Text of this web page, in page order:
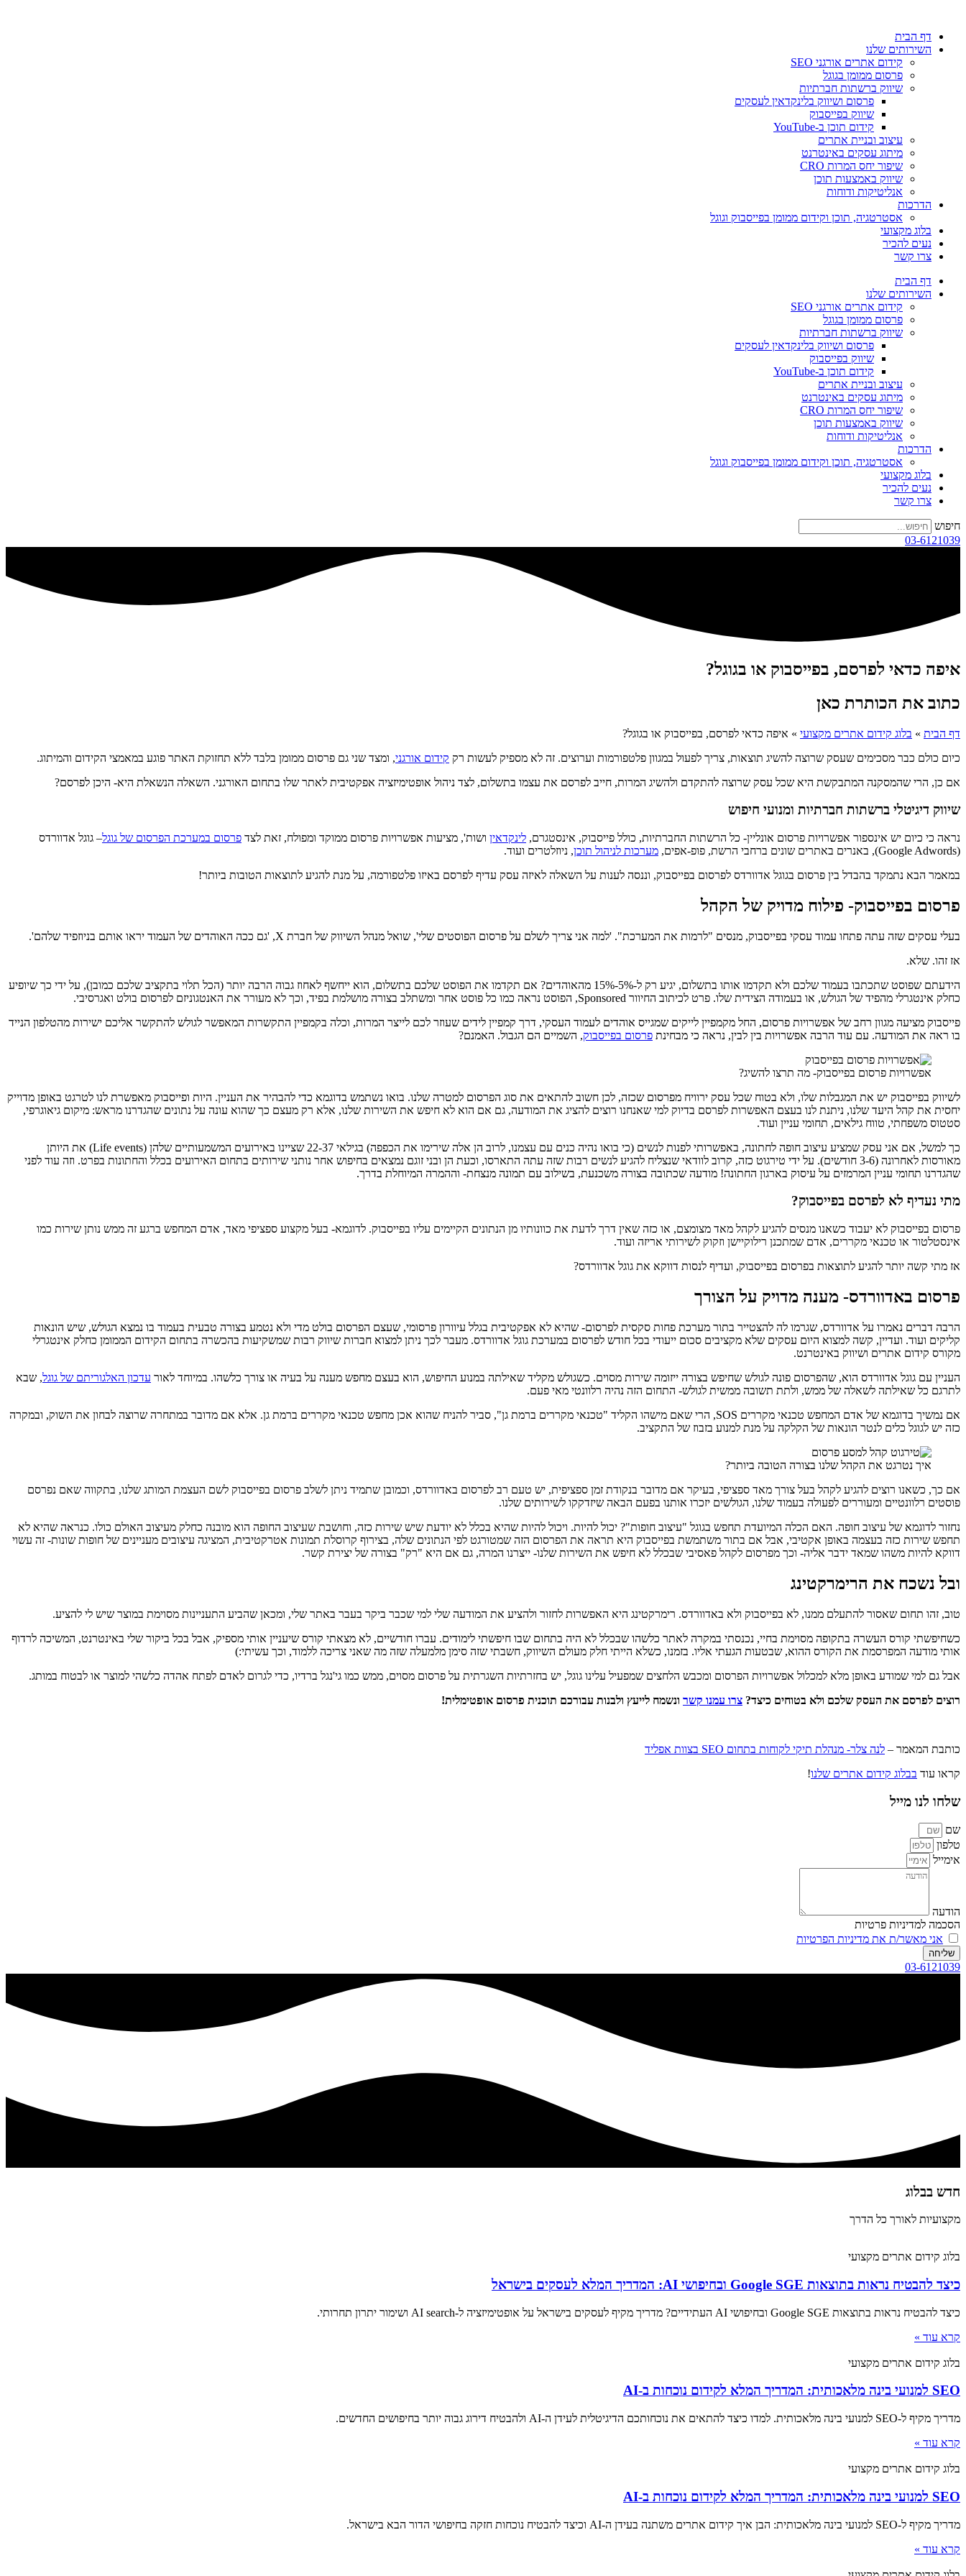
דף הבית
השירותים שלנו
קידום אתרים אורגני SEO
פרסום ממומן בגוגל
שיווק ברשתות חברתיות
פרסום ושיווק בלינקדאין לעסקים
שיווק בפייסבוק
קידום תוכן ב-YouTube
עיצוב ובניית אתרים
מיתוג עסקים באינטרנט
שיפור יחס המרות CRO
שיווק באמצעות תוכן
אנליטיקות ודוחות
הדרכות
אסטרטגיה, תוכן וקידום ממומן בפייסבוק וגוגל
בלוג מקצועי
נעים להכיר
צרו קשר
דף הבית
השירותים שלנו
קידום אתרים אורגני SEO
פרסום ממומן בגוגל
שיווק ברשתות חברתיות
פרסום ושיווק בלינקדאין לעסקים
שיווק בפייסבוק
קידום תוכן ב-YouTube
עיצוב ובניית אתרים
מיתוג עסקים באינטרנט
שיפור יחס המרות CRO
שיווק באמצעות תוכן
אנליטיקות ודוחות
הדרכות
אסטרטגיה, תוכן וקידום ממומן בפייסבוק וגוגל
בלוג מקצועי
נעים להכיר
צרו קשר
חיפוש
03-6121039
איפה כדאי לפרסם, בפייסבוק או בגוגל?
כתוב את הכותרת כאן
דף הבית » בלוג קידום אתרים מקצועי » איפה כדאי לפרסם, בפייסבוק או בגוגל?
כיום כולם כבר מסכימים שעסק שרוצה להשיג תוצאות, צריך לפעול במגוון פלטפורמות וערוצים. זה לא מספיק לעשות רק קידום אורגני, ומצד שני גם פרסום ממומן בלבד ללא תחזוקת האתר פוגע במאמצי הקידום והמיתוג.
אם כן, הרי שהמסקנה המתבקשת היא שכל עסק שרוצה להתקדם ולהשיג המרות, חייב לפרסם את עצמו בתשלום, לצד ניהול אופטימיזציה אפקטיבית לאתר שלו בתחום האורגני. השאלה הנשאלת היא- היכן לפרסם?
שיווק דיגיטלי ברשתות חברתיות ומנועי חיפוש
נראה כי כיום יש אינספור אפשרויות פרסום אונליין- כל הרשתות החברתיות, כולל פייסבוק, אינסטגרם, לינקדאין ושות', מציעות אפשרויות פרסום ממוקד ומפולח, זאת לצד פרסום במערכת הפרסום של גוגל– גוגל אדוורדס
(Google Adwords), באנרים באתרים שונים ברחבי הרשת, פופ-אפים,
מערכות לניהול תוכן, ניוזלטרים ועוד.
במאמר הבא נתמקד בהבדל בין פרסום בגוגל אדוורדס לפרסום בפייסבוק, וננסה לענות על השאלה לאיזה עסק עדיף לפרסם באיזו פלטפורמה, על מנת להגיע לתוצאות הטובות ביותר!
פרסום בפייסבוק- פילוח מדויק של הקהל
בעלי עסקים שזה עתה פתחו עמוד עסקי בפייסבוק, מנסים "לרמות את המערכת". 'למה אני צריך לשלם על פרסום הפוסטים שלי', שואל מנהל השיווק של חברת X, 'גם ככה האוהדים של העמוד יראו אותם בניוזפיד שלהם'.
אז זהו. שלא.
הידעתם שפוסט שתכתבו בעמוד שלכם ולא תקדמו אותו בתשלום, יגיע רק ל-5%-15% מהאוהדים? אם תקדמו את הפוסט שלכם בתשלום, הוא ייחשף לאחוז גבוה הרבה יותר (הכל תלוי בתקציב שלכם כמובן), על ידי כך שיופיע
כחלק אינטגרלי מהפיד של הגולש, או בעמודה הצידית שלו. פרט לכיתוב החיוור Sponsored, הפוסט נראה כמו כל פוסט אחר ומשתלב בצורה מושלמת בפיד, וכך לא מעורר את האנטגוניזם לפרסום בולט ואגרסיבי.
פייסבוק מציעה מגוון רחב של אפשרויות פרסום, החל מקמפיין לייקים שמגייס אוהדים לעמוד העסקי, דרך קמפיין לידים שעוזר לכם לייצר המרות, וכלה בקמפיין התקשרות המאפשר לגולש להתקשר אליכם ישירות מהטלפון הנייד
בו ראה את המודעה. עם עוד הרבה אפשרויות בין לבין, נראה כי מבחינת פרסום בפייסבוק, השמיים הם הגבול. האמנם?
אפשרויות פרסום בפייסבוק- מה תרצו להשיג?
לשיווק בפייסבוק יש את המגבלות שלו, ולא בטוח שכל עסק ירוויח מפרסום שכזה, לכן חשוב להתאים את סוג הפרסום למטרה שלנו. בואו נשתמש בדוגמא כדי להבהיר את העניין. היות ופייסבוק מאפשרת לנו לטרגט באופן מדוייק
יחסית את קהל היעד שלנו, ניתנת לנו בעצם האפשרות לפרסם בדיוק למי שאנחנו רוצים להציג את המודעה, גם אם הוא לא חיפש את השירות שלנו, אלא רק מעצם כך שהוא עונה על נתונים שהגדרנו מראש: מיקום גיאוגרפי,
סטטוס משפחתי, טווח גילאים, תחומי עניין ועוד.
כך למשל, אם אני עסק שמציע עיצוב חופה לחתונה, באפשרותי לפנות לנשים (כי בואו נהיה כנים עם עצמנו, לרוב הן אלה שירימו את הכפפה) בגילאי 22-37 שציינו באירועים המשמעותיים שלהן (Life events) את היותן
מאורסות לאחרונה (3-6 חודשים). על ידי טירגוט כזה, קרוב לוודאי שנצליח להגיע לנשים רבות שזה עתה התארסו, וכעת הן ובני זוגם נמצאים בחיפוש אחר נותני שירותים בתחום האירועים בכלל והחתונות בפרט. וזה עוד לפני
שהגדרנו תחומי עניין המרמזים על עיסוק בארגון החתונה! מודעה שכתובה בצורה משכנעת, בשילוב עם תמונה מנצחת- וההמרה המיוחלת בדרך.
מתי נעדיף לא לפרסם בפייסבוק?
פרסום בפייסבוק לא יעבוד כשאנו מנסים להגיע לקהל מאד מצומצם, או כזה שאין דרך לדעת את כוונותיו מן הנתונים הקיימים עליו בפייסבוק. לדוגמא- בעל מקצוע ספציפי מאד, אדם המחפש ברגע זה ממש נותן שירות כמו
אינסטלטור או טכנאי מקררים, אדם שמתכנן רילוקיישן וזקוק לשירותי אריזה ועוד.
אז מתי קשה יותר להגיע לתוצאות בפרסום בפייסבוק, ועדיף לנסות דווקא את גוגל אדוורדס?
פרסום באדוורדס- מענה מדויק על הצורך
הרבה דברים נאמרו על אדוורדס, שגרמו לה להצטייר בתור מערכת פחות סקסית לפרסום- שהיא לא אפקטיבית בגלל עיוורון פרסומי, שעצם הפרסום בולט מדי ולא נטמע בצורה טבעית בעמוד בו נמצא הגולש, שיש הונאות
קליקים ועוד. ועדיין, קשה למצוא היום עסקים שלא מקציבים סכום ייעודי בכל חודש לפרסום במערכת גוגל אדוורדס. מעבר לכך ניתן למצוא חברות שיווק רבות שמשקיעות בהכשרה בתחום הקידום הממומן כחלק אינטגרלי
מקורס קידום אתרים ושיווק באינטרנט.
העניין עם גוגל אדוורדס הוא, שהפרסום פונה לגולש שחיפש בצורה ייזומה שירות מסוים. כשגולש מקליד שאילתה במנוע החיפוש, הוא בעצם מחפש מענה על בעיה או צורך כלשהו. במיוחד לאור עדכון האלגוריתם של גוגל, שבא
לתרגם כל שאילתה לשאלה של ממש, ולתת תשובה ממשית לגולש- התחום הזה נהיה רלוונטי מאי פעם.
אם נמשיך בדוגמא של אדם המחפש טכנאי מקררים SOS, הרי שאם מישהו הקליד "טכנאי מקררים ברמת גן", סביר להניח שהוא אכן מחפש טכנאי מקררים ברמת גן. אלא אם מדובר במתחרה שרוצה לבחון את השוק, ובמקרה
כזה יש לגוגל כלים לנטר הונאות של הקלקה על מנת למנוע בזבוז של התקציב.
איך נטרגט את הקהל שלנו בצורה הטובה ביותר?
אם כך, כשאנו רוצים להגיע לקהל בעל צורך מאד ספציפי, בעיקר אם מדובר בנקודת זמן ספציפית, יש טעם רב לפרסום באדוורדס, וכמובן שתמיד ניתן לשלב פרסום בפייסבוק לשם העצמת המותג שלנו, בתקווה שאם נפרסם
פוסטים רלוונטיים ומעוררים לפעולה בעמוד שלנו, הגולשים יזכרו אותנו בפעם הבאה שיזדקקו לשירותים שלנו.
נחזור לדוגמא של עיצוב חופה. האם הכלה המיועדת תחפש בגוגל "עיצוב חופות"? יכול להיות. ויכול להיות שהיא בכלל לא יודעת שיש שירות כזה, וחושבת שעיצוב החופה הוא מובנה כחלק מעיצוב האולם כולו. כנראה שהיא לא
תחפש שירות כזה בעצמה באופן אקטיבי, אבל אם בתור משתמשת בפייסבוק היא תראה את הפרסום הזה שמטורגט לפי הנתונים שלה, בצירוף קרוסלת תמונות אטרקטיבית, המציגה עיצובים מעניינים של חופות שונות- זה עשוי
דווקא להיות משהו שמאד ידבר אליה- וכך מפרסום לקהל פאסיבי שבכלל לא חיפש את השירות שלנו- ייצרנו המרה, גם אם היא "רק" בצורה של יצירת קשר.
ובל נשכח את הרימרקטינג
טוב, זהו תחום שאסור להתעלם ממנו, לא בפייסבוק ולא באדוורדס. רימרקטינג היא האפשרות לחזור ולהציע את המודעה שלי למי שכבר ביקר בעבר באתר שלי, ומכאן שהביע התעניינות מסוימת במוצר שיש לי להציע.
כשחיפשתי קורס העשרה בתקופה מסוימת בחיי, נכנסתי במקרה לאתר כלשהו שבכלל לא היה בתחום שבו חיפשתי לימודים. עברו חודשיים, לא מצאתי קורס שיעניין אותי מספיק, אבל בכל ביקור שלי באינטרנט, המשיכה לרדוף
אותי מודעה המפרסמת את הקורס ההוא, שבטעות הגעתי אליו. בזמנו, כשלא הייתי חלק מעולם השיווק, חשבתי שזה סימן מלמעלה שזה מה שאני צריכה ללמוד, וכך עשיתי:)
אבל גם למי שמודע באופן מלא למכלול אפשרויות הפרסום ומכבש הלחצים שמפעיל עלינו גוגל, יש בחזרתיות השגרתית על פרסום מסוים, ממש כמו גי'נגל ברדיו, כדי לגרום לאדם לפתח אהדה כלשהי למוצר או לבטוח במותג.
רוצים לפרסם את העסק שלכם ולא בטוחים כיצד? צרו עמנו קשר ונשמח לייעץ ולבנות עבורכם תוכנית פרסום אופטימלית!
כותבת המאמר – לנה צלר- מנהלת תיקי לקוחות בתחום SEO בצוות אפליד
קראו עוד בבלוג קידום אתרים שלנו!
שלחו לנו מייל
שם
טלפון
אימייל
הודעה
הסכמה למדיניות פרטיות
אני מאשר/ת את מדיניות הפרטיות
שליחה
03-6121039
חדש בבלוג​
מקצועיות לאורך כל הדרך
בלוג קידום אתרים מקצועי
כיצד להבטיח נראות בתוצאות Google SGE ובחיפושי AI: המדריך המלא לעסקים בישראל
כיצד להבטיח נראות בתוצאות Google SGE ובחיפושי AI העתידיים? מדריך מקיף לעסקים בישראל על אופטימיזציה ל-AI search ושימור יתרון תחרותי.
קרא עוד »
בלוג קידום אתרים מקצועי
SEO למנועי בינה מלאכותית: המדריך המלא לקידום נוכחות ב-AI
מדריך מקיף ל-SEO למנועי בינה מלאכותית. למדו כיצד להתאים את נוכחותכם הדיגיטלית לעידן ה-AI ולהבטיח דירוג גבוה יותר בחיפושים החדשים.
קרא עוד »
בלוג קידום אתרים מקצועי
SEO למנועי בינה מלאכותית: המדריך המלא לקידום נוכחות ב-AI
מדריך מקיף ל-SEO למנועי בינה מלאכותית: הבן איך קידום אתרים משתנה בעידן ה-AI וכיצד להבטיח נוכחות חזקה בחיפושי הדור הבא בישראל.
קרא עוד »